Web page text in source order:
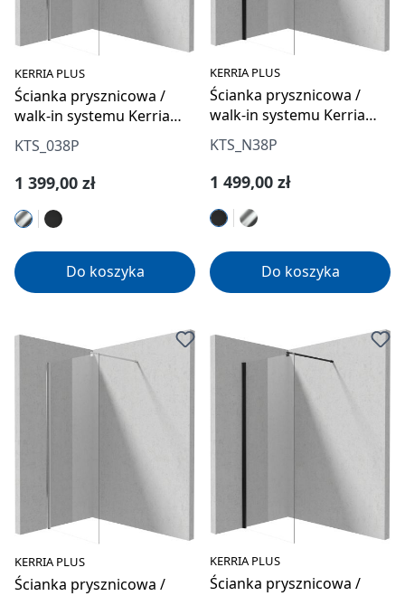
KERRIA PLUS
Ścianka prysznicowa /
walk-in systemu Kerria
Plus 80 cm
KTS_038P
Cena regularna:
1 399,00 zł
Do koszyka
KERRIA PLUS
Ścianka prysznicowa /
walk-in systemu Kerria
Plus 80 cm
KTS_N38P
Cena regularna:
1 499,00 zł
Do koszyka
KERRIA PLUS
Ścianka prysznicowa /
KERRIA PLUS
Ścianka prysznicowa /